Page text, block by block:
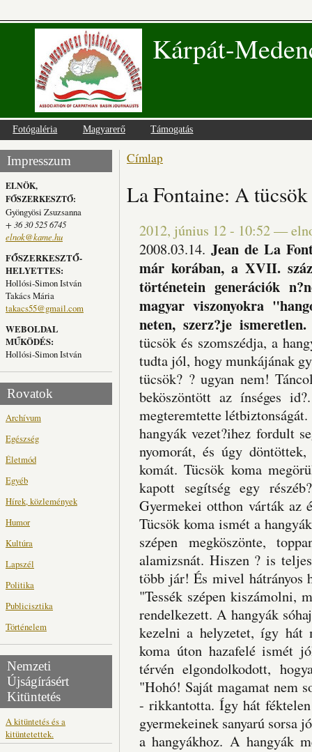
Kárpát-
Fotógaléria Magyarerő Támogatás
Impresszum
ELNÖK,
FŐSZERKESZTŐ:
Gyöngyösi Zsuzsanna
+ 36 30 525 6745
elnok@kame.hu
FŐSZERKESZTŐ-
HELYETTES:
Hollósi-Simon István
Takács Mária
takacs55@gmail.com
WEBOLDAL
MŰKÖDÉS:
Hollósi-Simon István
Rovatok
Archívum
Egészség
Életmód
Egyéb
Hírek, közlemények
Humor
Kultúra
Lapszél
Politika
Publicisztika
Történelem
Nemzeti
Újságírásért
Kitüntetés
A kitüntetés és a
kitüntetettek.
Jelenlegi hely
Címlap
La Fontaine: A
2012, június 12 - 10:52—
2008.03.14. Jean de La
már korában, a XVII.
történetein generációk
magyar viszonyokra
neten, szerz?je ismeretlen.
tücsök és szomszédja, a
tudta jól, hogy munkájának
tücsök? ? ugyan nem!
beköszöntött az ínséges
megteremtette
hangyák vezet?ihez fordult
nyomorát, és úgy
komát. Tücsök koma
kapott segítség egy
Gyermekei otthon várták az
Tücsök koma ismét a
szépen megköszönte,
alamizsnát. Hiszen ? is
több jár! És mivel hátrányos
"Tessék szépen kiszámolni,
rendelkezett. A hangyák
kezelni a helyzetet, így hát
koma úton hazafelé ismét
térvén elgondolkodott,
"Hohó! Saját magamat nem
- rikkantotta. Így hát
gyermekeinek sanyarú sorsa
a hangyákhoz. A hangyák